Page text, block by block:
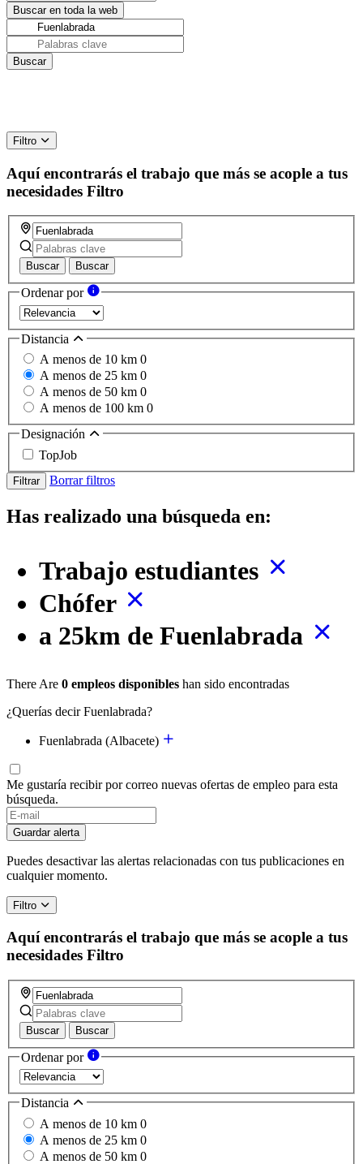
Filtro
Aquí encontrarás el trabajo que más se acople a tus
necesidades Filtro
Buscar Buscar
Ordenar por
Distancia
A menos de 10 km 0
A menos de 25 km 0
A menos de 50 km 0
A menos de 100 km 0
Designación
TopJob
Filtrar Borrar filtros
Has realizado una búsqueda en:
Trabajo estudiantes
Chófer
a 25km de Fuenlabrada
There Are 0 empleos disponibles han sido encontradas
¿Querías decir Fuenlabrada?
Fuenlabrada (Albacete)
Me gustaría recibir por correo nuevas ofertas de empleo para esta
búsqueda.
If
you
are
a
human,
ignore
this
field
Guardar alerta
Puedes desactivar las alertas relacionadas con tus publicaciones en
cualquier momento.
Filtro
Aquí encontrarás el trabajo que más se acople a tus
necesidades Filtro
Buscar Buscar
Ordenar por
Distancia
A menos de 10 km 0
A menos de 25 km 0
A menos de 50 km 0